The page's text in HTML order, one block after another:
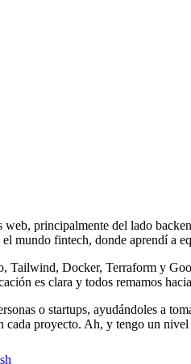
principalmente del lado
mundo fintech, donde aprendí a
Tailwind, Docker, Terraform y
es clara y todos remamos
o startups, ayudándoles a
proyecto. Ah, y tengo un